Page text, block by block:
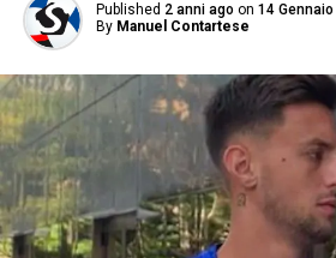
Published 2 anni ago on 14
By Manuel Contartese